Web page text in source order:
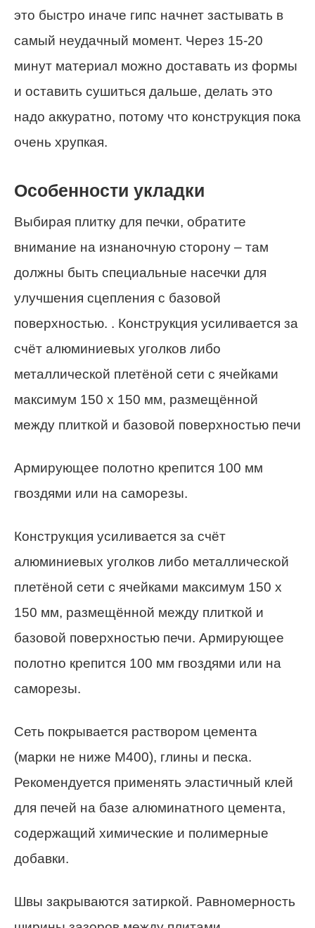
это быстро иначе гипс начнет застывать в
самый неудачный момент. Через 15-20
минут материал можно доставать из формы
и оставить сушиться дальше, делать это
надо аккуратно, потому что конструкция пока
очень хрупкая.
Особенности укладки
Выбирая плитку для печки, обратите
внимание на изнаночную сторону – там
должны быть специальные насечки для
улучшения сцепления с базовой
поверхностью. . Конструкция усиливается за
счёт алюминиевых уголков либо
металлической плетёной сети с ячейками
максимум 150 х 150 мм, размещённой
между плиткой и базовой поверхностью печи
Армирующее полотно крепится 100 мм
гвоздями или на саморезы.
Конструкция усиливается за счёт
алюминиевых уголков либо металлической
плетёной сети с ячейками максимум 150 х
150 мм, размещённой между плиткой и
базовой поверхностью печи. Армирующее
полотно крепится 100 мм гвоздями или на
саморезы.
Сеть покрывается раствором цемента
(марки не ниже М400), глины и песка.
Рекомендуется применять эластичный клей
для печей на базе алюминатного цемента,
содержащий химические и полимерные
добавки.
Швы закрываются затиркой. Равномерность